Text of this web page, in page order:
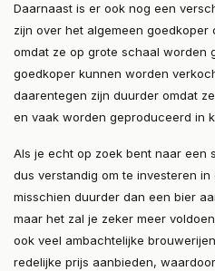
Daarnaast is er ook nog een
zijn over het algemeen goedkoper
omdat ze op grote schaal worden
goedkoper kunnen worden
daarentegen zijn duurder omdat
en vaak worden geproduceerd in
Als je echt op zoek bent naar een
dus verstandig om te investeren in
misschien duurder dan een bier
maar het zal je zeker meer
ook veel ambachtelijke
redelijke prijs aanbieden,